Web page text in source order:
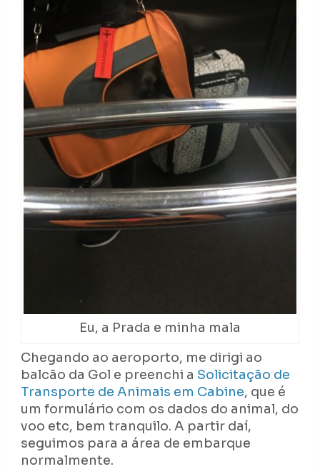
Eu, a Prada e minha mala
Chegando ao aeroporto, me dirigi ao
balcão da Gol e preenchi a Solicitação de
Transporte de Animais em Cabine, que é
um formulário com os dados do animal, do
voo etc, bem tranquilo. A partir daí,
seguimos para a área de embarque
normalmente.